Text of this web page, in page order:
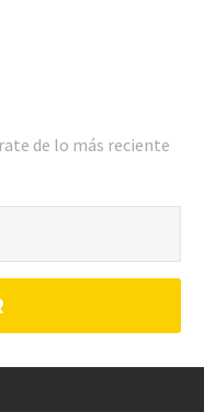
de lo más reciente